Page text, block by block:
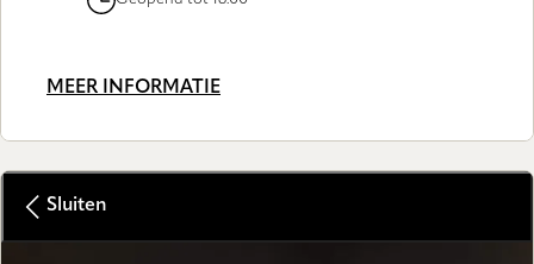
MEER INFORMATIE
Sluiten